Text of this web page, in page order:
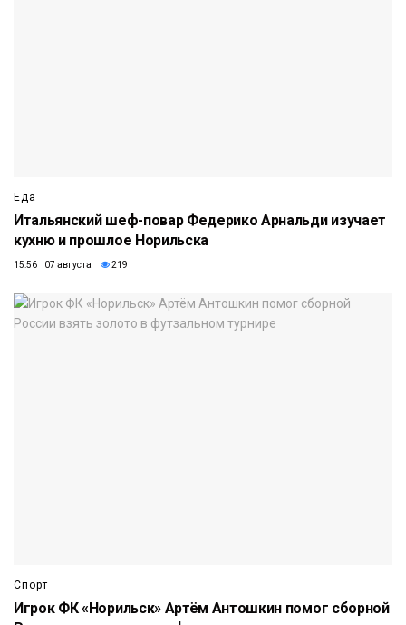
Еда
Итальянский шеф-повар Федерико Арнальди изучает
кухню и прошлое Норильска
15:56 07 августа 219
Спорт
Игрок ФК «Норильск» Артём Антошкин помог сборной